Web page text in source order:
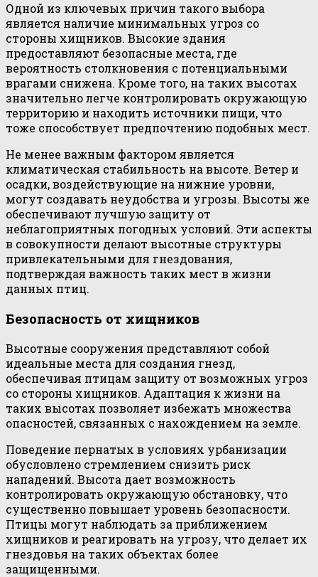
Одной из ключевых причин такого выбора
является наличие минимальных угроз со
стороны хищников. Высокие здания
предоставляют безопасные места, где
вероятность столкновения с потенциальными
врагами снижена. Кроме того, на таких высотах
значительно легче контролировать окружающую
территорию и находить источники пищи, что
тоже способствует предпочтению подобных мест.
Не менее важным фактором является
климатическая стабильность на высоте. Ветер и
осадки, воздействующие на нижние уровни,
могут создавать неудобства и угрозы. Высоты же
обеспечивают лучшую защиту от
неблагоприятных погодных условий. Эти аспекты
в совокупности делают высотные структуры
привлекательными для гнездования,
подтверждая важность таких мест в жизни
данных птиц.
Безопасность от хищников
Высотные сооружения представляют собой
идеальные места для создания гнезд,
обеспечивая птицам защиту от возможных угроз
со стороны хищников. Адаптация к жизни на
таких высотах позволяет избежать множества
опасностей, связанных с нахождением на земле.
Поведение пернатых в условиях урбанизации
обусловлено стремлением снизить риск
нападений. Высота дает возможность
контролировать окружающую обстановку, что
существенно повышает уровень безопасности.
Птицы могут наблюдать за приближением
хищников и реагировать на угрозу, что делает их
гнездовья на таких объектах более
защищенными.